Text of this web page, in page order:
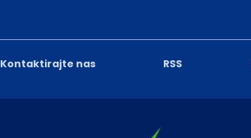
Kontaktirajte nas RSS